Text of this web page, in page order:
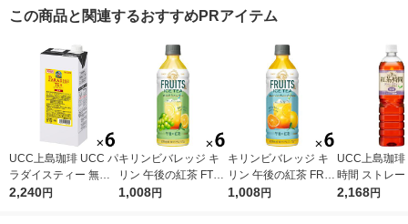
この商品と関連するおすすめPRアイテム
UCC上島珈琲 UCC パ
ラダイスティー 無糖
1000ml 1箱（6本入）
2,240円
キリンビバレッジ キ
リン 午後の紅茶 FTUI
TS ＆ ICE TEA （フ
1,008円
キリンビバレッジ キ
リン 午後の紅茶 FRUI
TS ＆ ICE TEA （フ
1,008円
UCC上島珈琲
時間 ストレー
ー 無糖
2,168円